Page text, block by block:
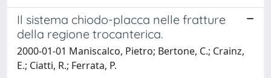
Il sistema chiodo-placca nelle fratture
della regione trocanterica.
2000-01-01 Maniscalco, Pietro; Bertone, C.; Crainz,
E.; Ciatti, R.; Ferrata, P.